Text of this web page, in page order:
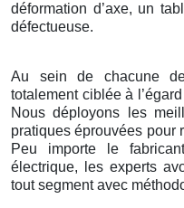
déformation d’axe, un
défectueuse.
Au sein de chacune
totalement ciblée à
Nous déployons les
pratiques éprouvées pour
Peu importe le
électrique, les experts
tout segment avec